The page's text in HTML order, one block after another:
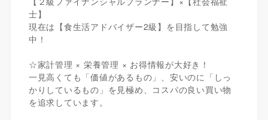
士】
現在は【食生活アドバイザー2級】を目指して勉強
中！
☆家計管理 × 栄養管理 × お得情報が大好き！
一見高くても「価値があるもの」、安いのに「しっ
かりしているもの」を見極め、コスパの良い買い物
を追求しています。